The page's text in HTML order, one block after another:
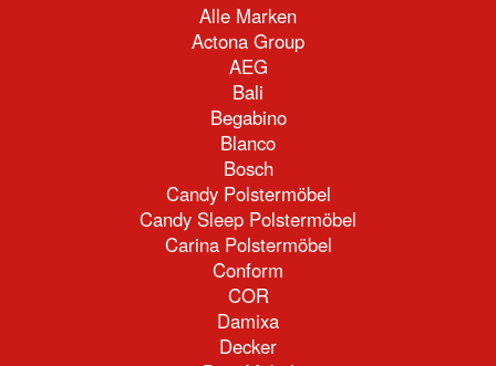
Alle Marken
Actona Group
AEG
Bali
Begabino
Blanco
Bosch
Candy Polstermöbel
Candy Sleep Polstermöbel
Carina Polstermöbel
Conform
COR
Damixa
Decker